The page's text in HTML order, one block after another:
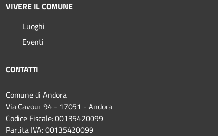
VIVERE IL COMUNE
Luoghi
Eventi
CONTATTI
Comune di Andora
Via Cavour 94 - 17051 - Andora
Codice Fiscale: 00135420099
Partita IVA: 00135420099